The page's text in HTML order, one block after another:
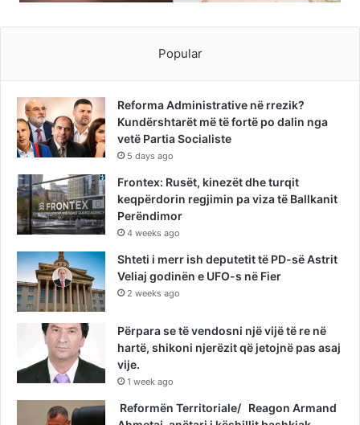
Popular
Reforma Administrative në rrezik?
Kundërshtarët më të fortë po dalin nga
vetë Partia Socialiste
5 days ago
Frontex: Rusët, kinezët dhe turqit
keqpërdorin regjimin pa viza të Ballkanit
Perëndimor
4 weeks ago
Shteti i merr ish deputetit të PD-së Astrit
Veliaj godinën e UFO-s në Fier
2 weeks ago
Përpara se të vendosni një vijë të re në
hartë, shikoni njerëzit që jetojnë pas asaj
vije.
1 week ago
Reformën Territoriale/ Reagon Armand